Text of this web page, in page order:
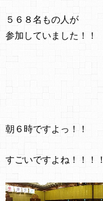
５６８名もの人が
参加していました！！
朝６時ですよっ！！
すごいですよね！！！！